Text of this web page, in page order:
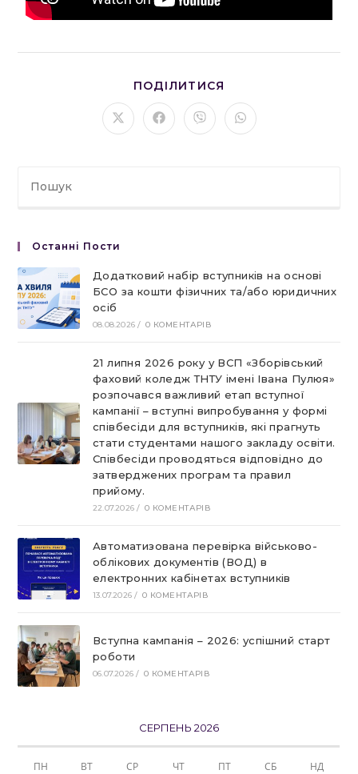
ПОДІЛИТИСЯ
Останні Пости
Додатковий набір вступників на основі
БСО за кошти фізичних та/або юридичних
осіб
08.08.2026 / 0 КОМЕНТАРІВ
21 липня 2026 року у ВСП «Зборівський
фаховий коледж ТНТУ імені Івана Пулюя»
розпочався важливий етап вступної
кампанії – вступні випробування у формі
співбесіди для вступників, які прагнуть
стати студентами нашого закладу освіти.
Співбесіди проводяться відповідно до
затверджених програм та правил
прийому.
22.07.2026 / 0 КОМЕНТАРІВ
Автоматизована перевірка військово-
облікових документів (ВОД) в
електронних кабінетах вступників
13.07.2026 / 0 КОМЕНТАРІВ
Вступна кампанія – 2026: успішний старт
роботи
06.07.2026 / 0 КОМЕНТАРІВ
СЕРПЕНЬ 2026
ПН ВТ СР ЧТ ПТ СБ НД